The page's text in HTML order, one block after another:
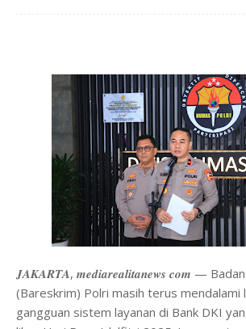
𝑱𝑨𝑲𝑨𝑹𝑻𝑨, 𝒎𝒆𝒅𝒊𝒂𝒓𝒆𝒂𝒍𝒊𝒕𝒂𝒏𝒆𝒘𝒔 𝒄𝒐𝒎 —
(Bareskrim) Polri masih terus
gangguan sistem layanan di Bank DKI